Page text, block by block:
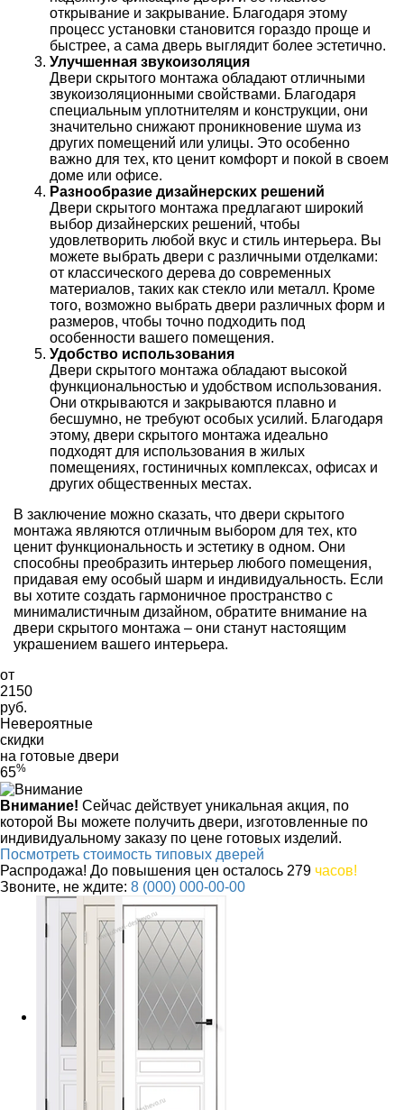
открывание и закрывание. Благодаря этому
процесс установки становится гораздо проще и
быстрее, а сама дверь выглядит более эстетично.
Улучшенная звукоизоляция
Двери скрытого монтажа обладают отличными
звукоизоляционными свойствами. Благодаря
специальным уплотнителям и конструкции, они
значительно снижают проникновение шума из
других помещений или улицы. Это особенно
важно для тех, кто ценит комфорт и покой в своем
доме или офисе.
Разнообразие дизайнерских решений
Двери скрытого монтажа предлагают широкий
выбор дизайнерских решений, чтобы
удовлетворить любой вкус и стиль интерьера. Вы
можете выбрать двери с различными отделками:
от классического дерева до современных
материалов, таких как стекло или металл. Кроме
того, возможно выбрать двери различных форм и
размеров, чтобы точно подходить под
особенности вашего помещения.
Удобство использования
Двери скрытого монтажа обладают высокой
функциональностью и удобством использования.
Они открываются и закрываются плавно и
бесшумно, не требуют особых усилий. Благодаря
этому, двери скрытого монтажа идеально
подходят для использования в жилых
помещениях, гостиничных комплексах, офисах и
других общественных местах.
В заключение можно сказать, что двери скрытого
монтажа являются отличным выбором для тех, кто
ценит функциональность и эстетику в одном. Они
способны преобразить интерьер любого помещения,
придавая ему особый шарм и индивидуальность. Если
вы хотите создать гармоничное пространство с
минималистичным дизайном, обратите внимание на
двери скрытого монтажа – они станут настоящим
украшением вашего интерьера.
от
2150
руб.
Невероятные
скидки
на готовые двери
65%
Внимание! Сейчас действует уникальная акция, по
которой Вы можете получить двери, изготовленные по
индивидуальному заказу по цене готовых изделий.
Посмотреть стоимость типовых дверей
Распродажа! До повышения цен осталось 279 часов!
Звоните, не ждите: 8 (000) 000-00-00